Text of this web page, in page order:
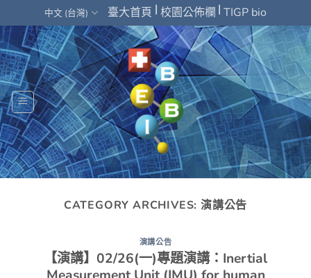
to
content
中文 (台灣) 臺大首頁 | 校園公佈欄 | TIGP bio
CATEGORY ARCHIVES: 演講公告
演講公告
【演講】02/26(一)專題演講：Inertial